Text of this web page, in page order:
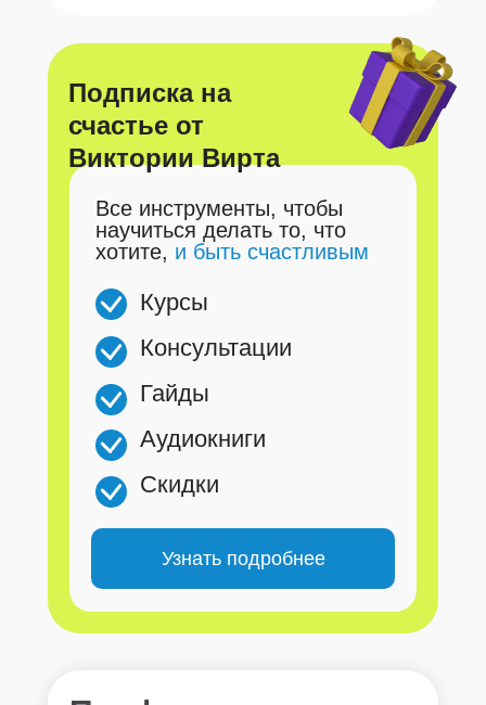
Подписка на
счастье от
Виктории Вирта
Все инструменты, чтобы
научиться делать то, что
хотите, и быть счастливым
Узнать подробнее
Курсы
Консультации
Гайды
Аудиокниги
Скидки